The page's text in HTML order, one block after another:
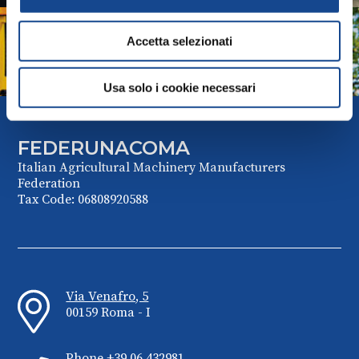
Accetta selezionati
Usa solo i cookie necessari
COMAGARDEN
Italian Garden Machinery Manufacturers Association
FEDERUNACOMA
Italian Agricultural Machinery Manufacturers
Federation
Tax Code: 06808920588
Via Venafro, 5
00159 Roma - I